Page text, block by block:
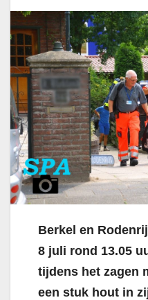
Berkel en
8 juli rond 13.05
tijdens het zagen
een stuk hout in